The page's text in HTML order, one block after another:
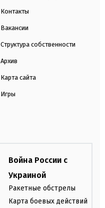
Контакты
Вакансии
Структура собственности
Архив
Карта сайта
Игры
Война России с
Украиной
Ракетные обстрелы
Карта боевых действий